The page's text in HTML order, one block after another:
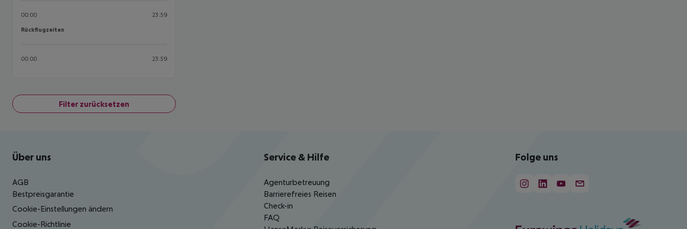
00:00 23:59
Rückflugzeiten
Rückflugzeiten
00:00 23:59
Filter zurücksetzen
Footer navigation
Über uns
AGB
Bestpreisgarantie
Cookie-Einstellungen ändern
Cookie-Richtlinie
Service & Hilfe
Agenturbetreuung
Barrierefreies Reisen
Check-in
FAQ
Folge uns